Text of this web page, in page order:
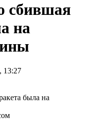
сбившая
на
13:27